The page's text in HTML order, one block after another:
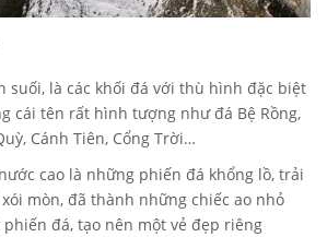
suối, là các khối đá với thù hình đặc biệt
cái tên rất hình tượng như đá Bệ Rồng,
Cánh Tiên, Cổng Trời…
cao là những phiến đá khổng lồ, trải
mòn, đã thành những chiếc ao nhỏ
phiến đá, tạo nên một vẻ đẹp riêng